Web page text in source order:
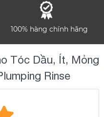
100% hàng chính hãng
Tóc Dầu, Ít, Mỏng
Rinse